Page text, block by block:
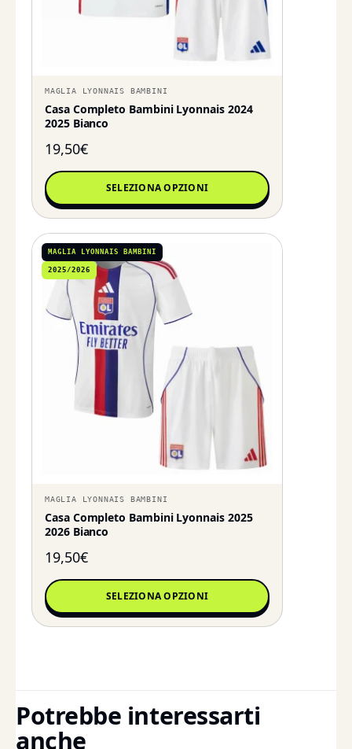
MAGLIA LYONNAIS BAMBINI
Casa Completo Bambini Lyonnais 2024
2025 Bianco
19,50€
SELEZIONA OPZIONI
MAGLIA LYONNAIS BAMBINI
2025/2026
MAGLIA LYONNAIS BAMBINI
Casa Completo Bambini Lyonnais 2025
2026 Bianco
19,50€
SELEZIONA OPZIONI
Potrebbe interessarti
anche